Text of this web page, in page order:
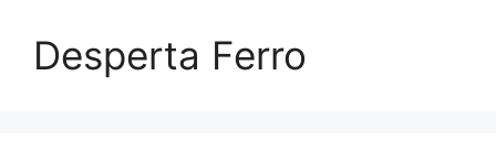
Desperta Ferro